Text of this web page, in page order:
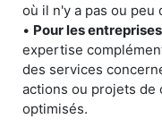
où il n'y a pas ou peu
• Pour les
expertise
des services
actions ou projets de
optimisés.